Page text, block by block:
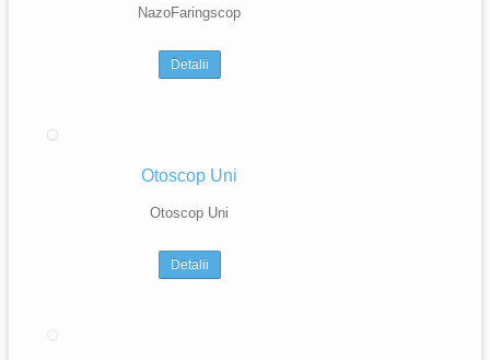
NazoFaringscop
Detalii
Otoscop Uni
Otoscop Uni
Detalii